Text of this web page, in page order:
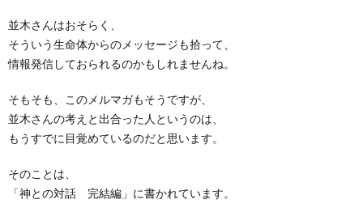
並木さんはおそらく、
そういう生命体からのメッセージも拾って、
情報発信しておられるのかもしれませんね。
そもそも、このメルマガもそうですが、
並木さんの考えと出合った人というのは、
もうすでに目覚めているのだと思います。
そのことは、
「神との対話 完結編」に書かれています。